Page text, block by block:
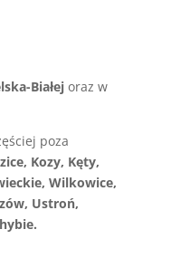
Białejoraz w
poza
Kozy, Kęty,
Wilkowice,
Ustroń,